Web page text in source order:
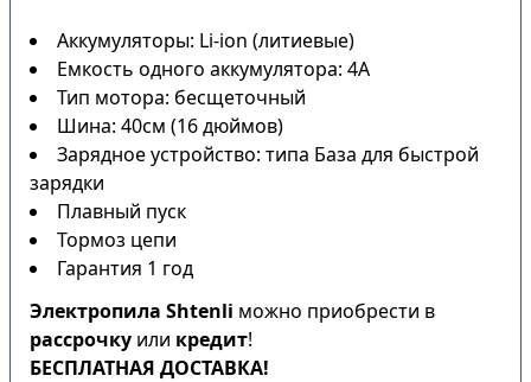
Аккумуляторы: Li-ion (литиевые)
Емкость одного аккумулятора: 4А
Тип мотора: бесщеточный
Шина: 40см (16 дюймов)
Зарядное устройство: типа База для быстрой
зарядки
Плавный пуск
Тормоз цепи
Гарантия 1 год
Электропила Shtenli можно приобрести в
рассрочку или кредит!
БЕСПЛАТНАЯ ДОСТАВКА!